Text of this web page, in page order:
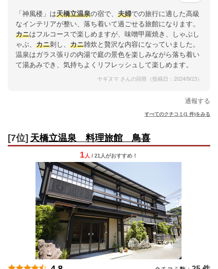
「神風楼」は天橋立温泉の宿で、 夫婦での旅行に適した高級
なインテリアが整い、落ち着いて過ごせる旅館になります。
カニはフルコースで楽しめますが、味噌甲羅焼き、しゃぶし
ゃぶ、 カニ刺し、 カニ雑炊と贅沢な内容になっていました。
温泉はガラス張りの内湯で庭の景色を楽しみながら落ち着い
て湯あみでき、気持ちよくリフレッシュして楽しめます。
ヤギヌマ さんの回答（投稿日：2024/9/23）
通報する
すべてのクチコミ(1 件)をみる
[7位] 天橋立温泉 料理旅館 鳥喜
1 人 / 21人がおすすめ！